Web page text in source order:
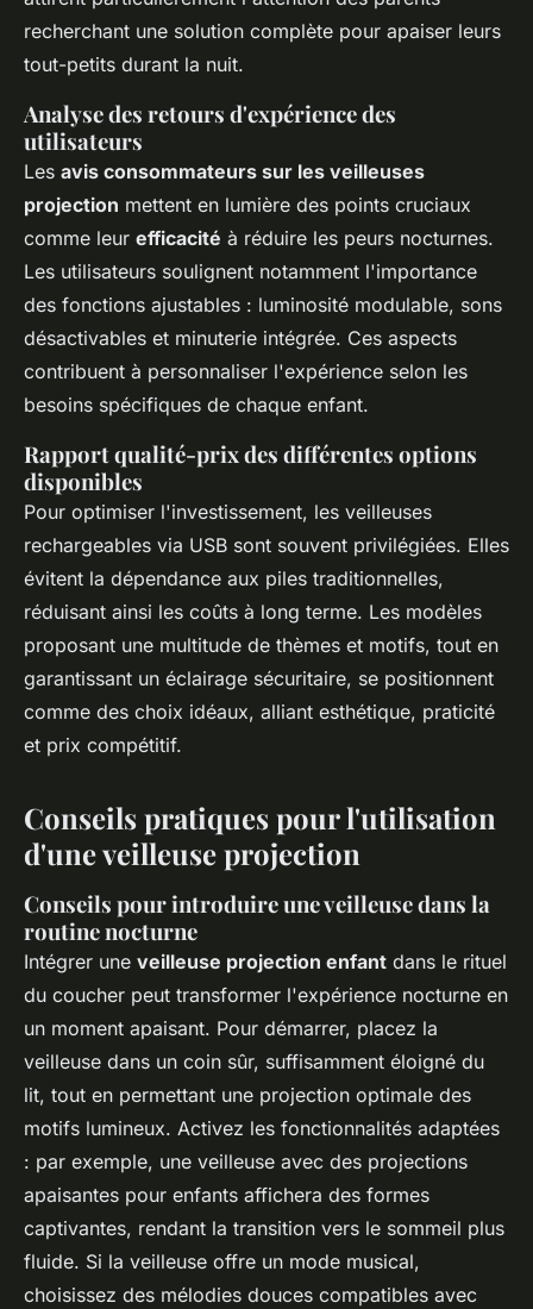
recherchant une solution complète pour apaiser leurs
tout-petits durant la nuit.
Analyse des retours d'expérience des
utilisateurs
Les avis consommateurs sur les veilleuses
projection mettent en lumière des points cruciaux
comme leur efficacité à réduire les peurs nocturnes.
Les utilisateurs soulignent notamment l'importance
des fonctions ajustables : luminosité modulable, sons
désactivables et minuterie intégrée. Ces aspects
contribuent à personnaliser l'expérience selon les
besoins spécifiques de chaque enfant.
Rapport qualité-prix des différentes options
disponibles
Pour optimiser l'investissement, les veilleuses
rechargeables via USB sont souvent privilégiées. Elles
évitent la dépendance aux piles traditionnelles,
réduisant ainsi les coûts à long terme. Les modèles
proposant une multitude de thèmes et motifs, tout en
garantissant un éclairage sécuritaire, se positionnent
comme des choix idéaux, alliant esthétique, praticité
et prix compétitif.
Conseils pratiques pour l'utilisation
d'une veilleuse projection
Conseils pour introduire une veilleuse dans la
routine nocturne
Intégrer une veilleuse projection enfant dans le rituel
du coucher peut transformer l'expérience nocturne en
un moment apaisant. Pour démarrer, placez la
veilleuse dans un coin sûr, suffisamment éloigné du
lit, tout en permettant une projection optimale des
motifs lumineux. Activez les fonctionnalités adaptées
: par exemple, une veilleuse avec des projections
apaisantes pour enfants affichera des formes
captivantes, rendant la transition vers le sommeil plus
fluide. Si la veilleuse offre un mode musical,
choisissez des mélodies douces compatibles avec